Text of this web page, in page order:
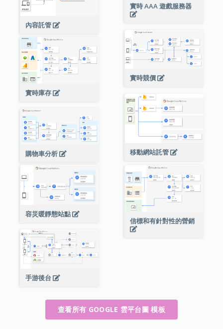
實時 AAA 遊戲服務器
內容託管
實時競價
實時庫存
移動網站託管
購物車分析
容災暖靜態站點
信標和有針對性的營銷
手游後台
查看所有 GOOGLE 雲平台圖 模板